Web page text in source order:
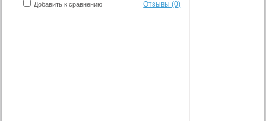
Добавить к сравнению Отзывы (0)